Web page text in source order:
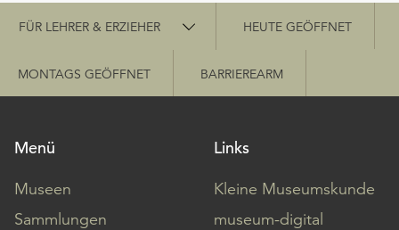
Schnellzugriff
FÜR LEHRER & ERZIEHER HEUTE GEÖFFNET
MONTAGS GEÖFFNET BARRIEREARM
Menü
Museen
Sammlungen
Links
Kleine Museumskunde
museum-digital